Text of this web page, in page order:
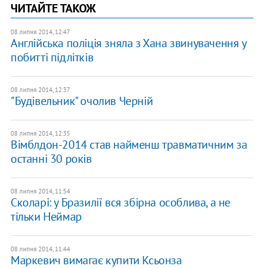
ЧИТАЙТЕ ТАКОЖ
08 липня 2014, 12:47
Англійська поліція зняла з Хана звинувачення у
побитті підлітків
08 липня 2014, 12:37
"Будівельник" очолив Черній
08 липня 2014, 12:35
Вімблдон-2014 став найменш травматичним за
останні 30 років
08 липня 2014, 11:54
Сколарі: у Бразилії вся збірна особлива, а не
тільки Неймар
08 липня 2014, 11:44
Маркевич вимагає купити Ксьонза